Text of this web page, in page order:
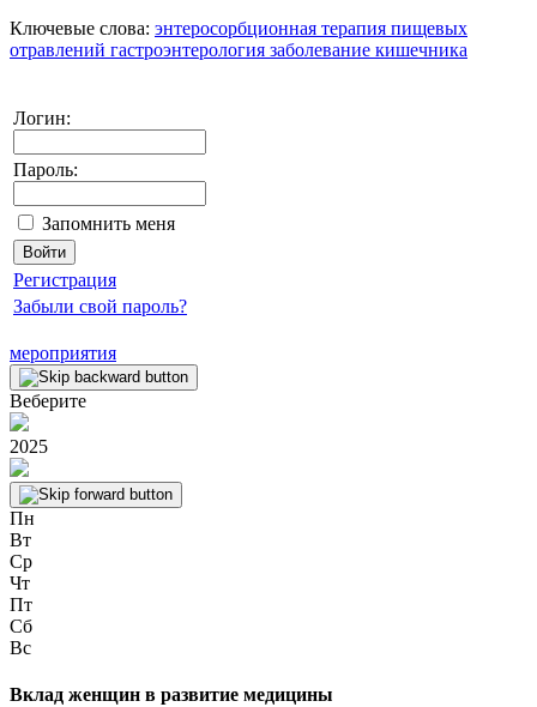
Ключевые слова: энтеросорбционная терапия пищевых
отравлений гастроэнтерология заболевание кишечника
Логин:
Пароль:
Запомнить меня
Регистрация
Забыли свой пароль?
мероприятия
Веберите
2025
Пн
Вт
Ср
Чт
Пт
Сб
Вс
Вклад женщин в развитие медицины